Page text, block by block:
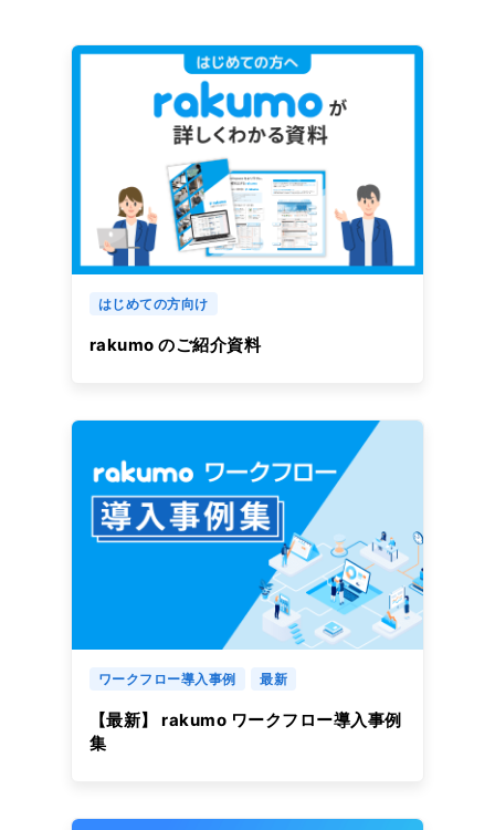
はじめての方向け
rakumo のご紹介資料
ワークフロー導入事例 最新
【最新】 rakumo ワークフロー導入事例
集